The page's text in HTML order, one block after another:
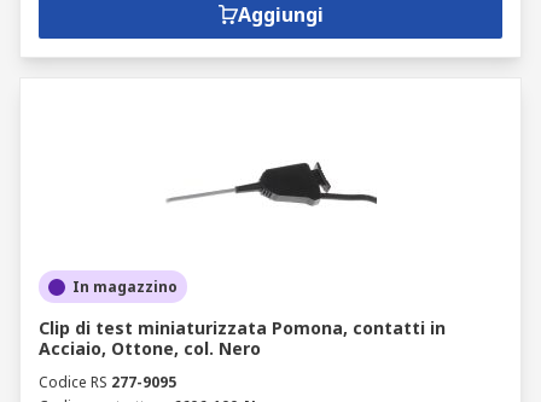
Aggiungi
In magazzino
Clip di test miniaturizzata Pomona, contatti in
Acciaio, Ottone, col. Nero
Codice RS 277-9095